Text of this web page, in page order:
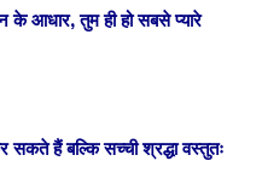
के आधार, तुम ही हो सबसे प्यारे
सकते हैं बल्कि सच्ची श्रद्धा वस्तुतः